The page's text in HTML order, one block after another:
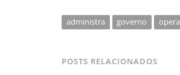
administra governo opera
POSTS RELACIONADOS